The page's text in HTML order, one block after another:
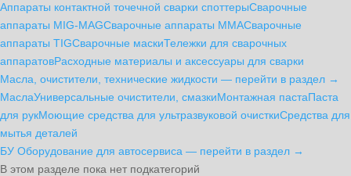
Аппараты контактной точечной сварки cпоттерыСварочные
аппараты MIG-MAGСварочные аппараты MMAСварочные
аппараты TIGСварочные маскиТележки для сварочных
аппаратовРасходные материалы и аксессуары для сварки
Масла, очистители, технические жидкости — перейти в раздел →
МаслаУниверсальные очистители, смазкиМонтажная пастаПаста
для рукМоющие средства для ультразвуковой очисткиСредства для
мытья деталей
БУ Оборудование для автосервиса — перейти в раздел →
В этом разделе пока нет подкатегорий